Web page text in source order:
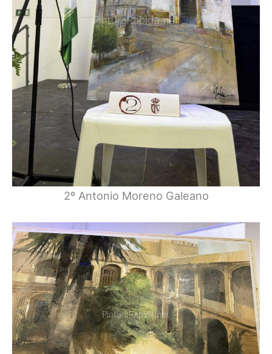
2º Antonio Moreno Galeano